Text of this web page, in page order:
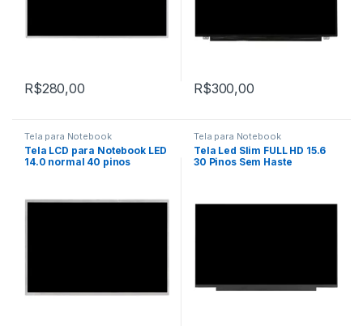
R$280,00 R$300,00
Tela para Notebook
Tela LCD para Notebook LED
14.0 normal 40 pinos
Tela para Notebook
Tela Led Slim FULL HD 15.6
30 Pinos Sem Haste